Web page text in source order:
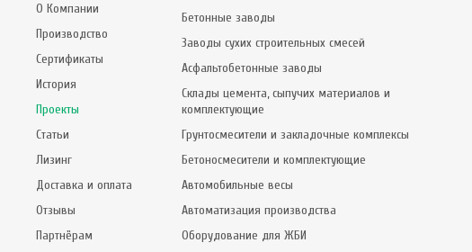
О Компании
Производство
Сертификаты
История
Проекты
Статьи
Лизинг
Доставка и оплата
Отзывы
Партнёрам
Бетонные заводы
Заводы сухих строительных смесей
Асфальтобетонные заводы
Склады цемента, сыпучих материалов и
комплектующие
Грунтосмесители и закладочные комплексы
Бетоносмесители и комплектующие
Автомобильные весы
Автоматизация производства
Оборудование для ЖБИ